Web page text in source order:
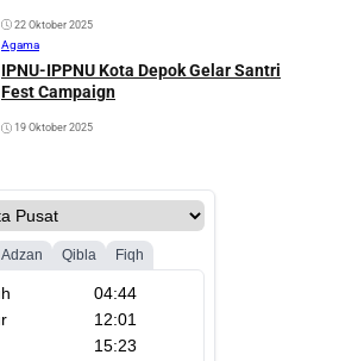
22 Oktober 2025
Agama
IPNU-IPPNU Kota Depok Gelar Santri
Fest Campaign
19 Oktober 2025